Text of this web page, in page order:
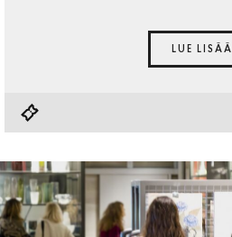
LUE LISÄÄ